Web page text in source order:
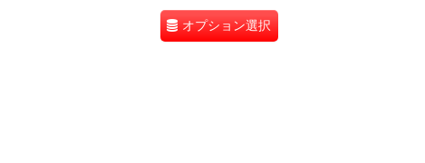
オプション選択